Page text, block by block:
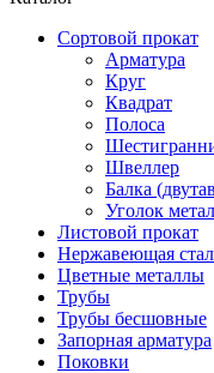
Сортовой прокат
Арматура
Круг
Квадрат
Полоса
Швеллер
Балка
Уголок
Листовой прокат
Нержавеющая
Цветные металлы
Трубы
Трубы бесшовные
Запорная арматура
Поковки